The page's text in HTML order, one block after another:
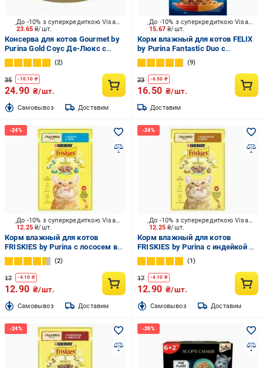
23.65₴/шт.
До -10% з суперкредиткою Visa Вигода
Консерва для котов Gourmet by
Purina Gold Соус Де-Люкс с
курицей 85 г
2
35 -10.10 ₴
24.90 ₴/шт.
Cамовывоз Доставим
15.67₴/шт.
До -10% з суперкредиткою Visa Вигода
Корм влажный для котов FELIX
by Purina Fantastic Duo с
говядиной и птицей в желе 85 г
9
23 -6.50 ₴
16.50 ₴/шт.
Доставим
12.25₴/шт.
До -10% з суперкредиткою Visa Вигода
Корм влажный для котов
FRISKIES by Purina с лососем в
подливке 85 г
2
17 -4.10 ₴
12.90 ₴/шт.
Cамовывоз Доставим
12.25₴/шт.
До -10% з суперкредиткою Visa Вигода
Корм влажный для котов
FRISKIES by Purina с индейкой в
подливке 85 г
1
17 -4.10 ₴
12.90 ₴/шт.
Cамовывоз Доставим